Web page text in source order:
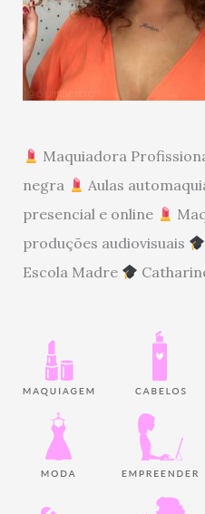
Maquiadora
negra
Aulas
presencial e online
produções audiovisuais
Escola Madre